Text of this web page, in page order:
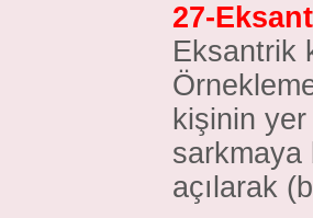
27-
Eksantrik
kişinin
sarkmaya
açılarak